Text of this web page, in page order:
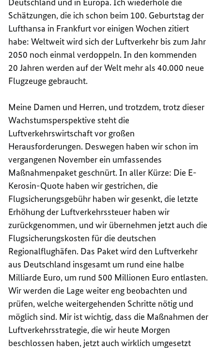
Schätzungen, die ich schon beim 100. Geburtstag der
Lufthansa in Frankfurt vor einigen Wochen zitiert
habe: Weltweit wird sich der Luftverkehr bis zum Jahr
2050 noch einmal verdoppeln. In den kommenden
20 Jahren werden auf der Welt mehr als 40.000 neue
Flugzeuge gebraucht.
Meine Damen und Herren, und trotzdem, trotz dieser
Wachstumsperspektive steht die
Luftverkehrswirtschaft vor großen
Herausforderungen. Deswegen haben wir schon im
vergangenen November ein umfassendes
Maßnahmenpaket geschnürt. In aller Kürze: Die E-
Kerosin-Quote haben wir gestrichen, die
Flugsicherungsgebühr haben wir gesenkt, die letzte
Erhöhung der Luftverkehrssteuer haben wir
zurückgenommen, und wir übernehmen jetzt auch die
Flugsicherungskosten für die deutschen
Regionalflughäfen. Das Paket wird den Luftverkehr
aus Deutschland insgesamt um rund eine halbe
Milliarde Euro, um rund 500 Millionen Euro entlasten.
Wir werden die Lage weiter eng beobachten und
prüfen, welche weitergehenden Schritte nötig und
möglich sind. Mir ist wichtig, dass die Maßnahmen der
Luftverkehrsstrategie, die wir heute Morgen
beschlossen haben, jetzt auch wirklich umgesetzt